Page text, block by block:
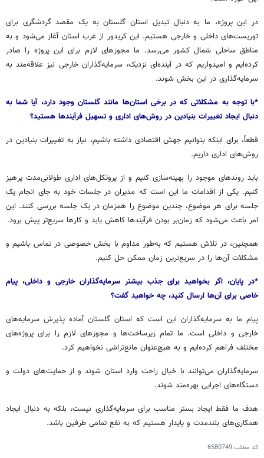
در این پروژه، ما به دنبال تبدیل استان گلستان به یک مقصد گردشگری برای
توریست‌های داخلی و خارجی هستیم. این کریدور از غرب استان آغاز می‌شود و به
مناطق ساحلی شمال کشور می‌رسد. ما مجوزهای لازم برای این پروژه را صادر
کرده‌ایم و امیدواریم که در آینده‌ای نزدیک، سرمایه‌گذاران خارجی نیز علاقه‌مند به
سرمایه‌گذاری در این بخش شوند.
*با توجه به مشکلاتی که در برخی استان‌ها مانند گلستان وجود دارد، آیا شما به
دنبال ایجاد تغییرات بنیادین در روش‌های اداری و تسهیل فرآیندها هستید؟
قطعاً، برای اینکه بتوانیم جهش اقتصادی داشته باشیم، نیاز به تغییرات بنیادین در
روش‌های اداری داریم.
باید روندهای موجود را بهینه‌سازی کنیم و از پروتکل‌های اداری طولانی‌مدت پرهیز
کنیم. یکی از اقدامات ما این است که مدیران در جلسات خود به جای انجام یک
جلسه برای هر موضوع، چندین موضوع را همزمان در یک جلسه بررسی کنند. این
امر باعث می‌شود که زمان‌بر بودن فرآیندها کاهش یابد و کارها سریع‌تر پیش برود.
همچنین، در تلاش هستیم که به‌طور مداوم با بخش خصوصی در تماس باشیم و
مشکلات آن‌ها را در سریع‌ترین زمان ممکن حل کنیم.
*در پایان، اگر بخواهید برای جذب بیشتر سرمایه‌گذاران خارجی و داخلی، پیام
خاصی برای آن‌ها ارسال کنید، چه خواهید گفت؟
پیام ما به سرمایه‌گذاران این است که استان گلستان آماده پذیرش سرمایه‌های
خارجی و داخلی است. ما تمام زیرساخت‌ها و مجوزهای لازم را برای پروژه‌های
مختلف فراهم کرده‌ایم و به هیچ‌عنوان مانع‌تراشی نخواهیم کرد.
سرمایه‌گذاران می‌توانند با خیال راحت وارد استان شوند و از حمایت‌های دولت و
دستگاه‌های اجرایی بهره‌مند شوند.
هدف ما فقط ایجاد بستر مناسب برای سرمایه‌گذاری نیست، بلکه به دنبال ایجاد
همکاری‌های بلندمدت و پایدار هستیم که به نفع تمامی طرفین باشد.
کد مطلب6580749